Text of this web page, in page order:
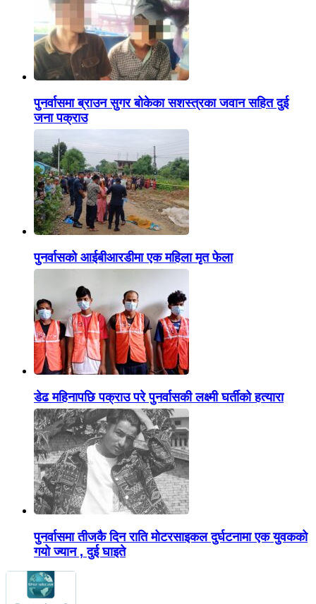
पुनर्वासमा ब्राउन सुगर बोकेका सशस्त्रका जवान सहित दुई
जना पक्राउ
पुनर्वासको आईबीआरडीमा एक महिला मृत फेला
डेढ महिनापछि पक्राउ परे पुनर्वासकी लक्ष्मी घर्तीको हत्यारा
पुनर्वासमा तीजकै दिन राति मोटरसाइकल दुर्घटनामा एक युवकको
गयो ज्यान , दुई घाइते